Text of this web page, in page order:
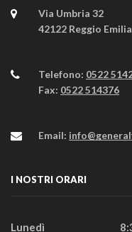
Via Umbria 32
42122 Reggio Emilia
Telefono: 0522
Fax: 0522 514376
Email:
I NOSTRI ORARI
Lunedì